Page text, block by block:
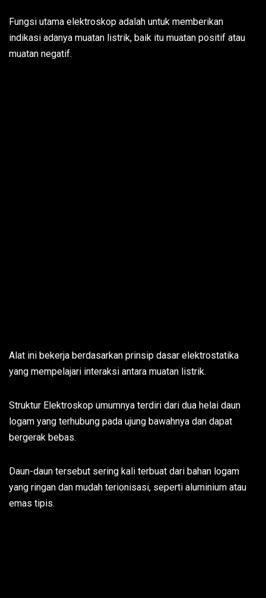
Fungsi utama elektroskop adalah untuk memberikan
indikasi adanya muatan listrik, baik itu muatan positif atau
muatan negatif.
Alat ini bekerja berdasarkan prinsip dasar elektrostatika
yang mempelajari interaksi antara muatan listrik.
Struktur Elektroskop umumnya terdiri dari dua helai daun
logam yang terhubung pada ujung bawahnya dan dapat
bergerak bebas.
Daun-daun tersebut sering kali terbuat dari bahan logam
yang ringan dan mudah terionisasi, seperti aluminium atau
emas tipis.